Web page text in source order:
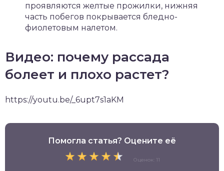
проявляются желтые прожилки, нижняя
часть побегов покрывается бледно-
фиолетовым налетом.
Видео: почему рассада
болеет и плохо растет?
https://youtu.be/_6upt7s1aKM
Помогла статья? Оцените её
Оценок: 11